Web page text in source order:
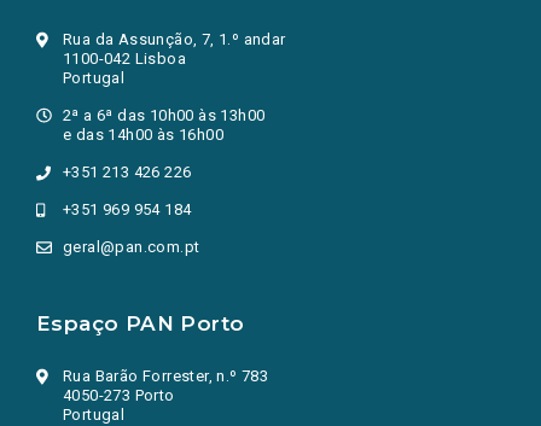
Rua da Assunção, 7, 1.º andar
1100-042 Lisboa
Portugal
2ª a 6ª das 10h00 às 13h00
e das 14h00 às 16h00
+351 213 426 226
+351 969 954 184
geral@pan.com.pt
Espaço PAN Porto
Rua Barão Forrester, n.º 783
4050-273 Porto
Portugal